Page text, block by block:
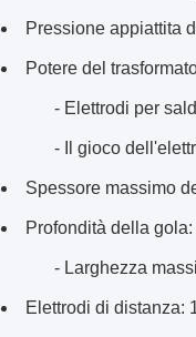
Pressione appiattita
Potere del
- Elettrodi per
- Il gioco
Spessore massimo
Profondità della
- Larghezza
Elettrodi di distanza: